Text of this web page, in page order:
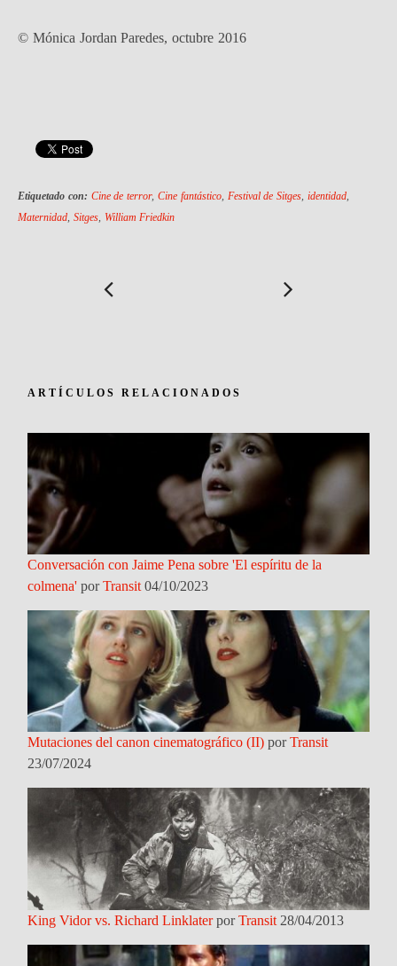
© Mónica Jordan Paredes, octubre 2016
Etiquetado con: Cine de terror,Cine fantástico, Festival de Sitges,identidad,
Maternidad, Sitges, William Friedkin
ARTÍCULOS RELACIONADOS
Conversación con Jaime Pena sobre 'El espíritu de la
colmena' porTransit 04/10/2023
Mutaciones del canon cinematográfico (II) porTransit
23/07/2024
King Vidor vs. Richard LinklaterporTransit 28/04/2013